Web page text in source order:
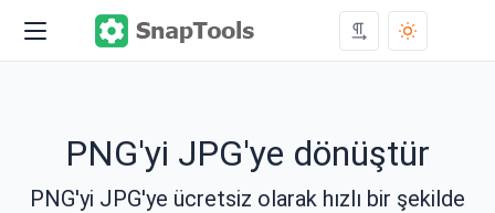
PNG'yi JPG'ye dönüştür
PNG'yi JPG'ye ücretsiz olarak hızlı bir şekilde